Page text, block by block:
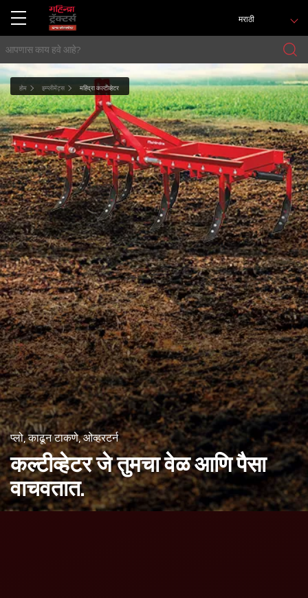
मराठी
होम इम्प्लीमेंट्स महिंद्रा कल्टीव्हेटर
प्लो, काढून टाकणे, ओव्हरटर्न
कल्टीव्हेटर जे तुमचावेळ आणि पैसा
वाचवतात.